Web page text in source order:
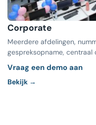
Corporate
Meerdere afdelingen,
gespreksopname, centraal
Vraag een demo aan
Bekijk →